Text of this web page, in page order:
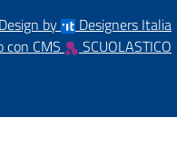
by
Designers Italia
con CMS
SCUOLASTICO